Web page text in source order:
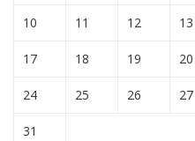
10 11 12 13
17 18 19 20
24 25 26 27
31